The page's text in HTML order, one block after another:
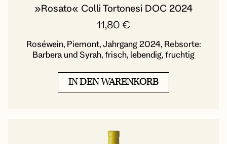
»Rosato« Colli Tortonesi DOC 2024
11,80 €
Roséwein, Piemont, Jahrgang 2024, Rebsorte:
Barbera und Syrah, frisch, lebendig, fruchtig
IN DEN WARENKORB